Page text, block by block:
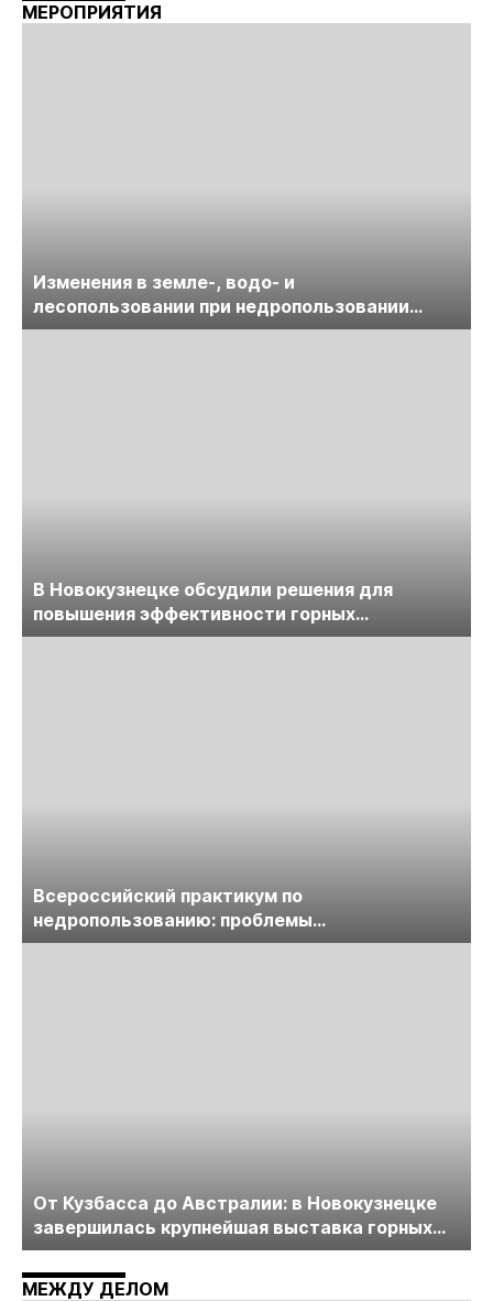
МЕРОПРИЯТИЯ
Изменения в земле-, водо- и
лесопользовании при недропользовании
обсудят на семинаре «ПравоТЭК»
В Новокузнецке обсудили решения для
повышения эффективности горных
предприятий
Всероссийский практикум по
недропользованию: проблемы
лицензирования, цифровизации, экспертизы
От Кузбасса до Австралии: в Новокузнецке
завершилась крупнейшая выставка горных
технологий «Недра России. Уголь России и
Майнинг»
МЕЖДУ ДЕЛОМ